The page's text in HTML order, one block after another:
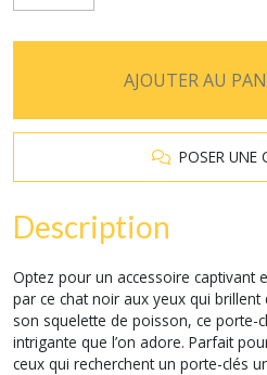
AJOUTER AU
POSER UNE
Description
Optez pour un accessoire captivant
par ce chat noir aux yeux qui
son squelette de poisson, ce porte-
intrigante que l’on adore. Parfait
ceux qui recherchent un porte-clés